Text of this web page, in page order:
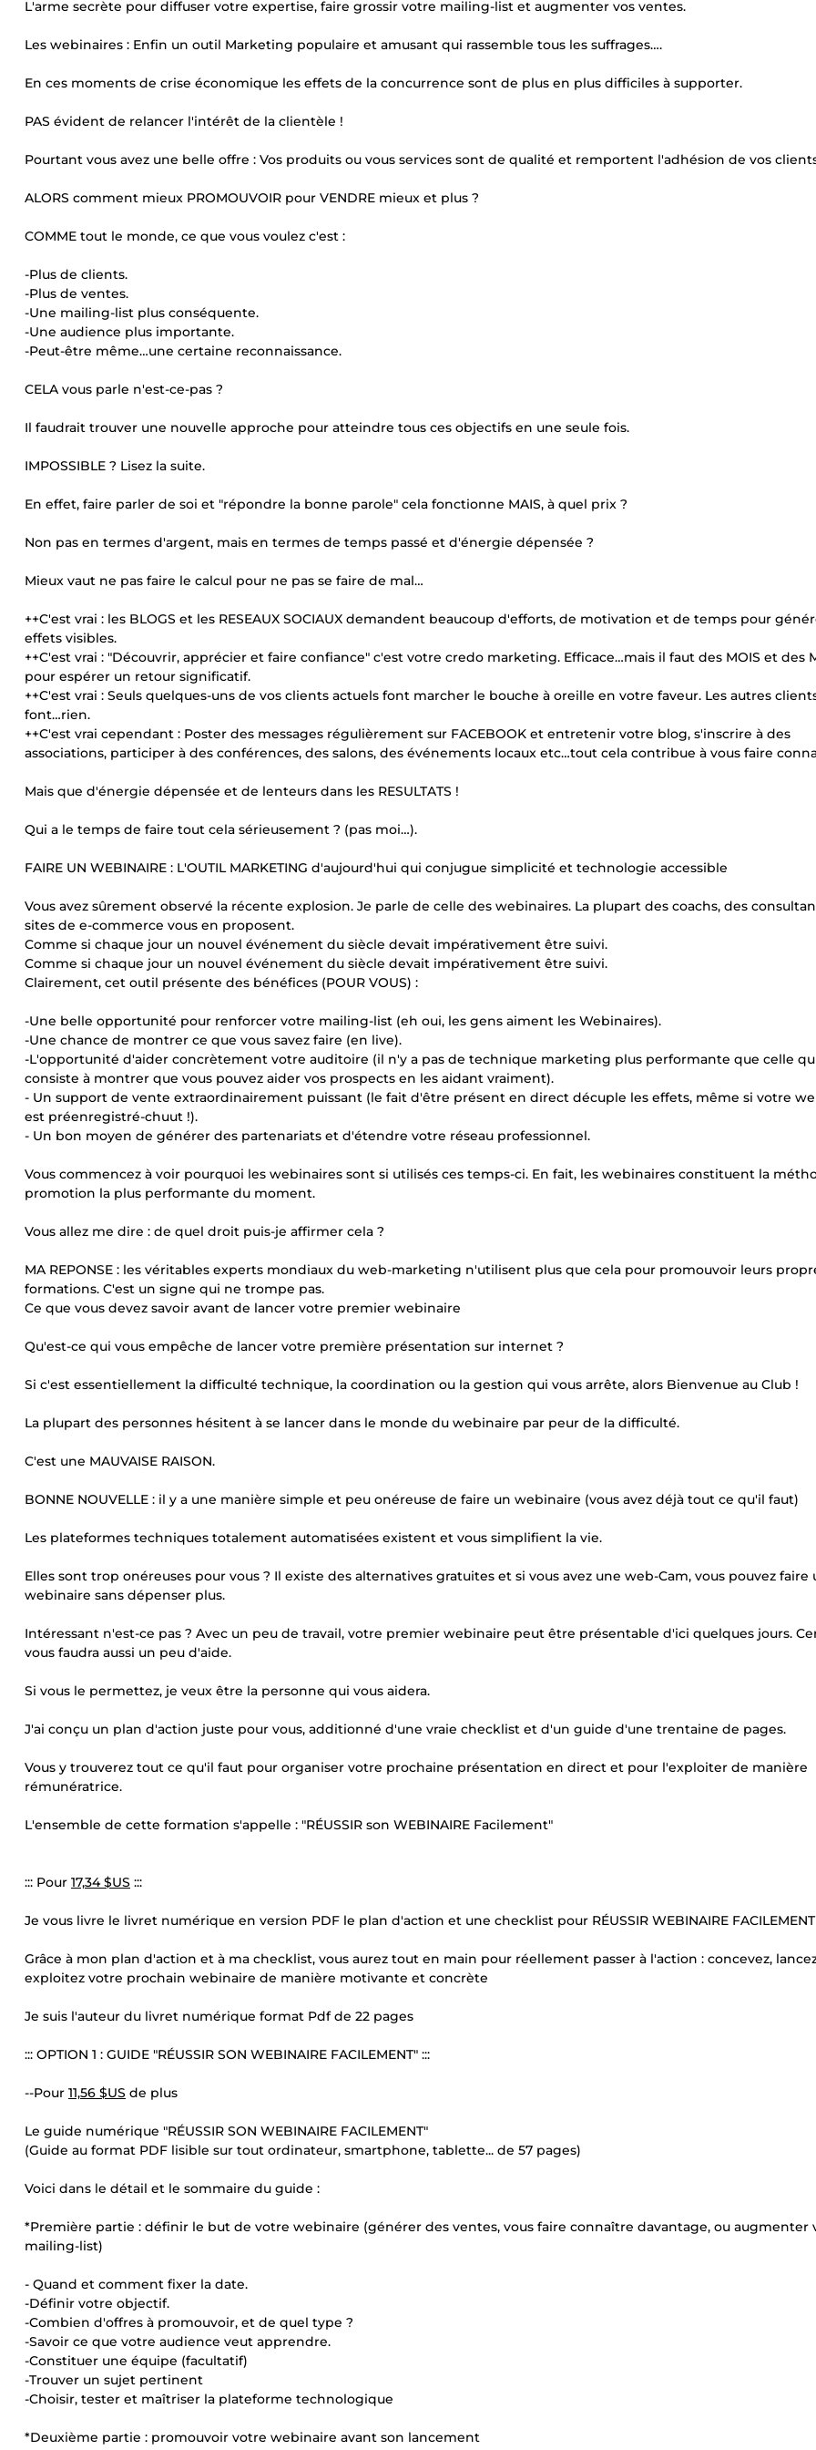
L'arme secrète pour diffuser votre expertise, faire grossir votre mailing-list et augmenter vos ventes.
Les webinaires : Enfin un outil Marketing populaire et amusant qui rassemble tous les suffrages….
En ces moments de crise économique les effets de la concurrence sont de plus en plus difficiles à supporter.
PAS évident de relancer l'intérêt de la clientèle !
Pourtant vous avez une belle offre : Vos produits ou vous services sont de qualité et remportent l'adhésion de vos
ALORS comment mieux PROMOUVOIR pour VENDRE mieux et plus ?
COMME tout le monde, ce que vous voulez c'est :
-Plus de clients.
-Plus de ventes.
-Une mailing-list plus conséquente.
-Une audience plus importante.
-Peut-être même…une certaine reconnaissance.
CELA vous parle n'est-ce-pas ?
Il faudrait trouver une nouvelle approche pour atteindre tous ces objectifs en une seule fois.
IMPOSSIBLE ? Lisez la suite.
En effet, faire parler de soi et "répondre la bonne parole" cela fonctionne MAIS, à quel prix ?
Non pas en termes d'argent, mais en termes de temps passé et d'énergie dépensée ?
Mieux vaut ne pas faire le calcul pour ne pas se faire de mal…
++C'est vrai : les BLOGS et les RESEAUX SOCIAUX demandent beaucoup d'efforts, de motivation et de temps pour
effets visibles.
++C'est vrai : "Découvrir, apprécier et faire confiance" c'est votre credo marketing. Efficace…mais il faut des MOIS et des
pour espérer un retour significatif.
++C'est vrai : Seuls quelques-uns de vos clients actuels font marcher le bouche à oreille en votre faveur. Les autres
font…rien.
++C'est vrai cependant : Poster des messages régulièrement sur FACEBOOK et entretenir votre blog, s'inscrire à des
associations, participer à des conférences, des salons, des événements locaux etc…tout cela contribue à vous faire
Mais que d'énergie dépensée et de lenteurs dans les RESULTATS !
Qui a le temps de faire tout cela sérieusement ? (pas moi…).
FAIRE UN WEBINAIRE : L'OUTIL MARKETING d'aujourd'hui qui conjugue simplicité et technologie accessible
Vous avez sûrement observé la récente explosion. Je parle de celle des webinaires. La plupart des coachs, des
sites de e-commerce vous en proposent.
Comme si chaque jour un nouvel événement du siècle devait impérativement être suivi.
Comme si chaque jour un nouvel événement du siècle devait impérativement être suivi.
Clairement, cet outil présente des bénéfices (POUR VOUS) :
-Une belle opportunité pour renforcer votre mailing-list (eh oui, les gens aiment les Webinaires).
-Une chance de montrer ce que vous savez faire (en live).
-L'opportunité d'aider concrètement votre auditoire (il n'y a pas de technique marketing plus performante que celle
consiste à montrer que vous pouvez aider vos prospects en les aidant vraiment).
- Un support de vente extraordinairement puissant (le fait d'être présent en direct décuple les effets, même si votre
est préenregistré-chuut !).
- Un bon moyen de générer des partenariats et d'étendre votre réseau professionnel.
Vous commencez à voir pourquoi les webinaires sont si utilisés ces temps-ci. En fait, les webinaires constituent la
promotion la plus performante du moment.
Vous allez me dire : de quel droit puis-je affirmer cela ?
MA REPONSE : les véritables experts mondiaux du web-marketing n'utilisent plus que cela pour promouvoir leurs
formations. C'est un signe qui ne trompe pas.
Ce que vous devez savoir avant de lancer votre premier webinaire
Qu'est-ce qui vous empêche de lancer votre première présentation sur internet ?
Si c'est essentiellement la difficulté technique, la coordination ou la gestion qui vous arrête, alors Bienvenue au Club !
La plupart des personnes hésitent à se lancer dans le monde du webinaire par peur de la difficulté.
C'est une MAUVAISE RAISON.
BONNE NOUVELLE : il y a une manière simple et peu onéreuse de faire un webinaire (vous avez déjà tout ce qu'il faut)
Les plateformes techniques totalement automatisées existent et vous simplifient la vie.
Elles sont trop onéreuses pour vous ? Il existe des alternatives gratuites et si vous avez une web-Cam, vous pouvez faire
webinaire sans dépenser plus.
Intéressant n'est-ce pas ? Avec un peu de travail, votre premier webinaire peut être présentable d'ici quelques jours.
vous faudra aussi un peu d'aide.
Si vous le permettez, je veux être la personne qui vous aidera.
J'ai conçu un plan d'action juste pour vous, additionné d'une vraie checklist et d'un guide d'une trentaine de pages.
Vous y trouverez tout ce qu'il faut pour organiser votre prochaine présentation en direct et pour l'exploiter de manière
rémunératrice.
L'ensemble de cette formation s'appelle : "RÉUSSIR son WEBINAIRE Facilement"
::: Pour 17,34 $US :::
Je vous livre le livret numérique en version PDF le plan d'action et une checklist pour RÉUSSIR WEBINAIRE FACILEMENT
Grâce à mon plan d'action et à ma checklist, vous aurez tout en main pour réellement passer à l'action : concevez,
exploitez votre prochain webinaire de manière motivante et concrète
Je suis l'auteur du livret numérique format Pdf de 22 pages
::: OPTION 1 : GUIDE "RÉUSSIR SON WEBINAIRE FACILEMENT" :::
--Pour 11,56 $US de plus
Le guide numérique "RÉUSSIR SON WEBINAIRE FACILEMENT"
(Guide au format PDF lisible sur tout ordinateur, smartphone, tablette... de 57 pages)
Voici dans le détail et le sommaire du guide :
*Première partie : définir le but de votre webinaire (générer des ventes, vous faire connaître davantage, ou augmenter
mailing-list)
- Quand et comment fixer la date.
-Définir votre objectif.
-Combien d'offres à promouvoir, et de quel type ?
-Savoir ce que votre audience veut apprendre.
-Constituer une équipe (facultatif)
-Trouver un sujet pertinent
-Choisir, tester et maîtriser la plateforme technologique
*Deuxième partie : promouvoir votre webinaire avant son lancement